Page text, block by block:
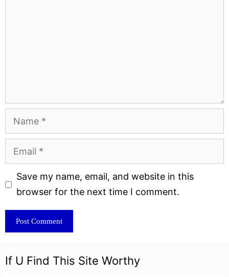
Name
Email
Website
Save my name, email, and website in this
browser for the next time I comment.
If U Find This Site Worthy